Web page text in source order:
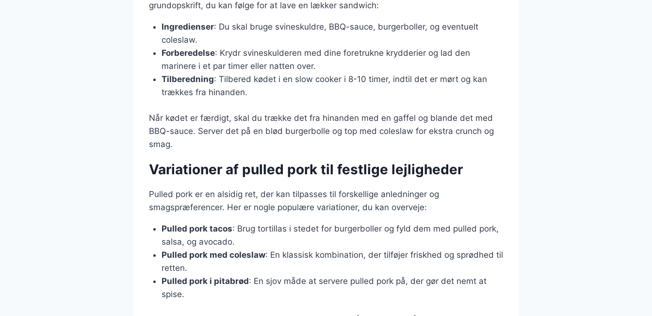
grundopskrift, du kan følge for at lave en lækker sandwich:
Ingredienser: Du skal bruge svineskuldre, BBQ-sauce, burgerboller, og eventuelt
coleslaw.
Forberedelse: Krydr svineskulderen med dine foretrukne krydderier og lad den
marinere i et par timer eller natten over.
Tilberedning: Tilbered kødet i en slow cooker i 8-10 timer, indtil det er mørt og kan
trækkes fra hinanden.
Når kødet er færdigt, skal du trække det fra hinanden med en gaffel og blande det med
BBQ-sauce. Server det på en blød burgerbolle og top med coleslaw for ekstra crunch og
smag.
Variationer af pulled pork til festlige lejligheder
Pulled pork er en alsidig ret, der kan tilpasses til forskellige anledninger og
smagspræferencer. Her er nogle populære variationer, du kan overveje:
Pulled pork tacos: Brug tortillas i stedet for burgerboller og fyld dem med pulled pork,
salsa, og avocado.
Pulled pork med coleslaw: En klassisk kombination, der tilføjer friskhed og sprødhed til
retten.
Pulled pork i pitabrød: En sjov måde at servere pulled pork på, der gør det nemt at
spise.